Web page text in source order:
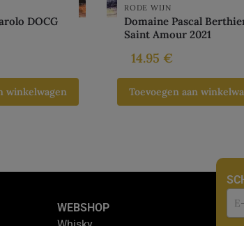
DOCG
winkelwagen
RODE WIJN
Domaine Pascal
Saint Amour 2021
14.95 €
Toevoegen aan
WEBSHOP